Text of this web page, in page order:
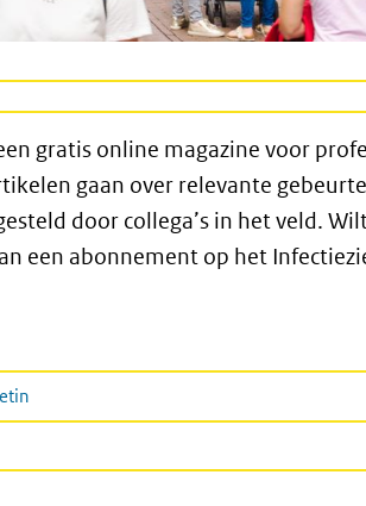
gratis online magazine voor
gaan over relevante
door collega’s in het veld.
een abonnement op het